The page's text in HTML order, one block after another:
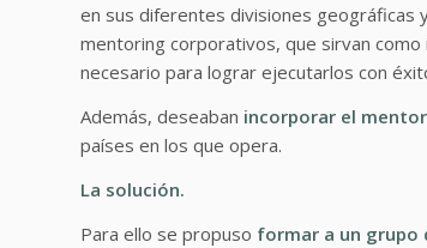
en sus diferentes divisiones geográficas
mentoring corporativos, que sirvan
necesario para lograr ejecutarlos con
Además, deseaban incorporar el
países en los que opera.
La solución.
Para ello se propuso formar a un grupo